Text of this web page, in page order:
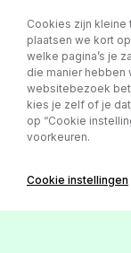
Cookies zijn kleine
plaatsen we kort
welke pagina’s je
die manier hebben
websitebezoek
kies je zelf of je
op “Cookie
voorkeuren.
Cookie instellingen